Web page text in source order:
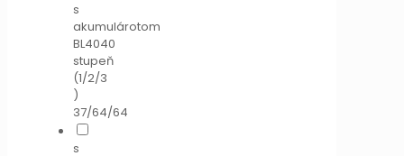
s
akumulárotom
BL4040
stupeň
(1/2/3
)
37/64/64
s